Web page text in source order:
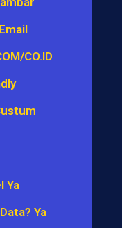
CO.ID
Ya
Ya